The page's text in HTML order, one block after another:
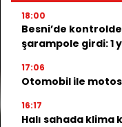
18:00
Besni’de
şarampole girdi: 1
17:06
Otomobil ile
16:17
Halı sahada klima